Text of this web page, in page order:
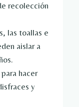
recolección
las toallas e
aislar a
hacer
y